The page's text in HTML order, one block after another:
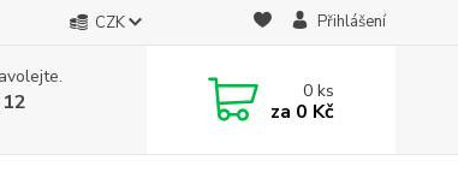
CZK Přihlášení
0ks
za 0 Kč